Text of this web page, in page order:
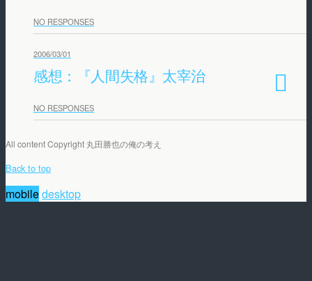
NO RESPONSES
2006/03/01
感想：『人間失格』太宰治
NO RESPONSES
All content Copyright 丸田勝也の俺の考え
Back to top
mobiledesktop